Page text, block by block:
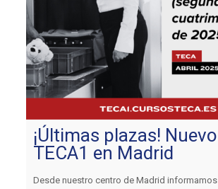
¡Últimas plazas!
TECA1 en Madrid
Desde nuestro centro de Madrid